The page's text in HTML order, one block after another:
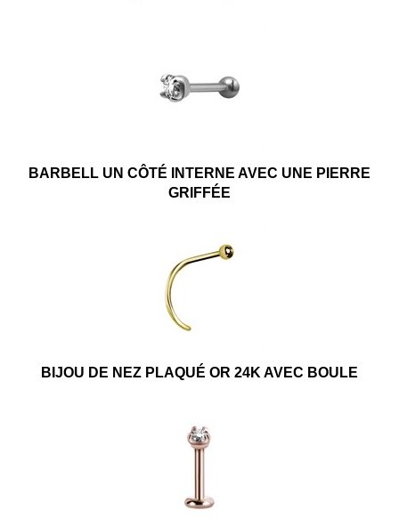
BARBELL UN CÔTÉ INTERNE AVEC UNE PIERRE
GRIFFÉE
BIJOU DE NEZ PLAQUÉ OR 24K AVEC BOULE